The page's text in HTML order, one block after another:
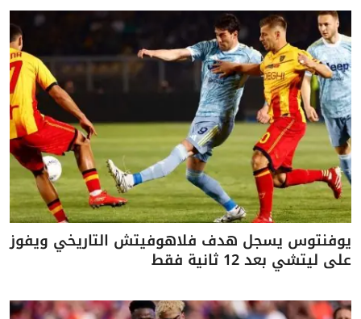
يوفنتوس يسجل هدف فلاهوفيتش التاريخي ويفوز
على ليتشي بعد 12 ثانية فقط